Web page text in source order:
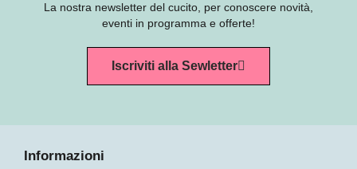
La nostra newsletter del cucito, per conoscere novità,
eventi in programma e offerte!
Iscriviti alla Sewletter
Informazioni